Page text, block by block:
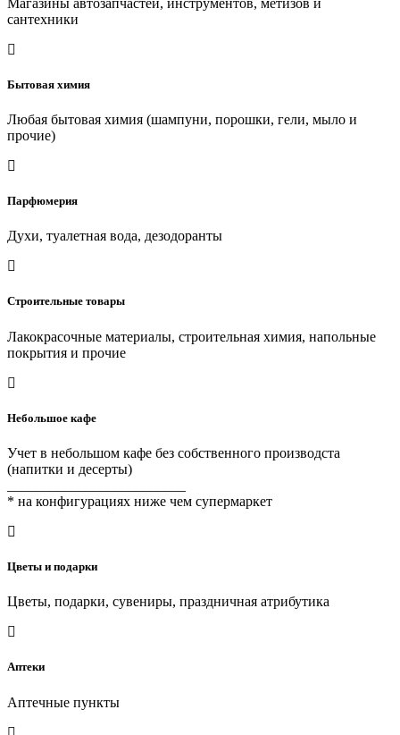
сантехники
Бытовая химия
Любая бытовая химия (шампуни, порошки, гели, мыло и
прочие)
Парфюмерия
Духи, туалетная вода, дезодоранты
Строительные товары
Лакокрасочные материалы, строительная химия, напольные
покрытия и прочие
Небольшое кафе
Учет в небольшом кафе без собственного производста
(напитки и десерты)
* на конфигурациях ниже чем супермаркет
Цветы и подарки
Цветы, подарки, сувениры, праздничная атрибутика
Аптеки
Аптечные пункты